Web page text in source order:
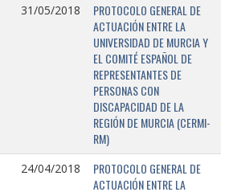
31/05/2018
PROTOCOLO GENERAL DE
ACTUACIÓN ENTRE LA
UNIVERSIDAD DE MURCIA Y
EL COMITÉ ESPAÑOL DE
REPRESENTANTES DE
PERSONAS CON
DISCAPACIDAD DE LA
REGIÓN DE MURCIA (CERMI-
RM)
24/04/2018
PROTOCOLO GENERAL DE
ACTUACIÓN ENTRE LA